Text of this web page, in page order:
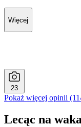
Więcej
23
Pokaż więcej opinii
Lecąc na